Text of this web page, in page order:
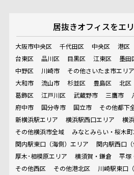
居抜きオフィスをエ
大阪市中央区 千代田区 中央区 港区
台東区
品川区 目黒区 江東区 墨田
中野区
川崎市 その他さいたま市エリア
大和市
流山市 杉並区 豊島区 北区
葛飾区
江戸川区 武蔵野市 三鷹市
府中市
国分寺市 国立市 その他都下
新横浜駅エリア
横浜駅西口エリア
横
その他横浜市全域
みなとみらい・桜木
関内駅東口（海側）エリア
関内駅西口（
厚木･相模原エリア
横須賀・鎌倉 平塚
その他西区
その他港北区
川崎駅東口